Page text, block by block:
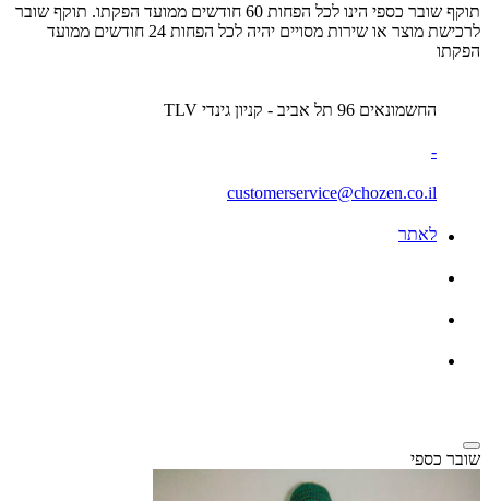
תוקף שובר כספי הינו לכל הפחות 60 חודשים ממועד הפקתו. תוקף שובר
לרכישת מוצר או שירות מסויים יהיה לכל הפחות 24 חודשים ממועד
הפקתו
החשמונאים 96 תל אביב - קניון גינדי TLV
-
customerservice@chozen.co.il
לאתר
שובר כספי